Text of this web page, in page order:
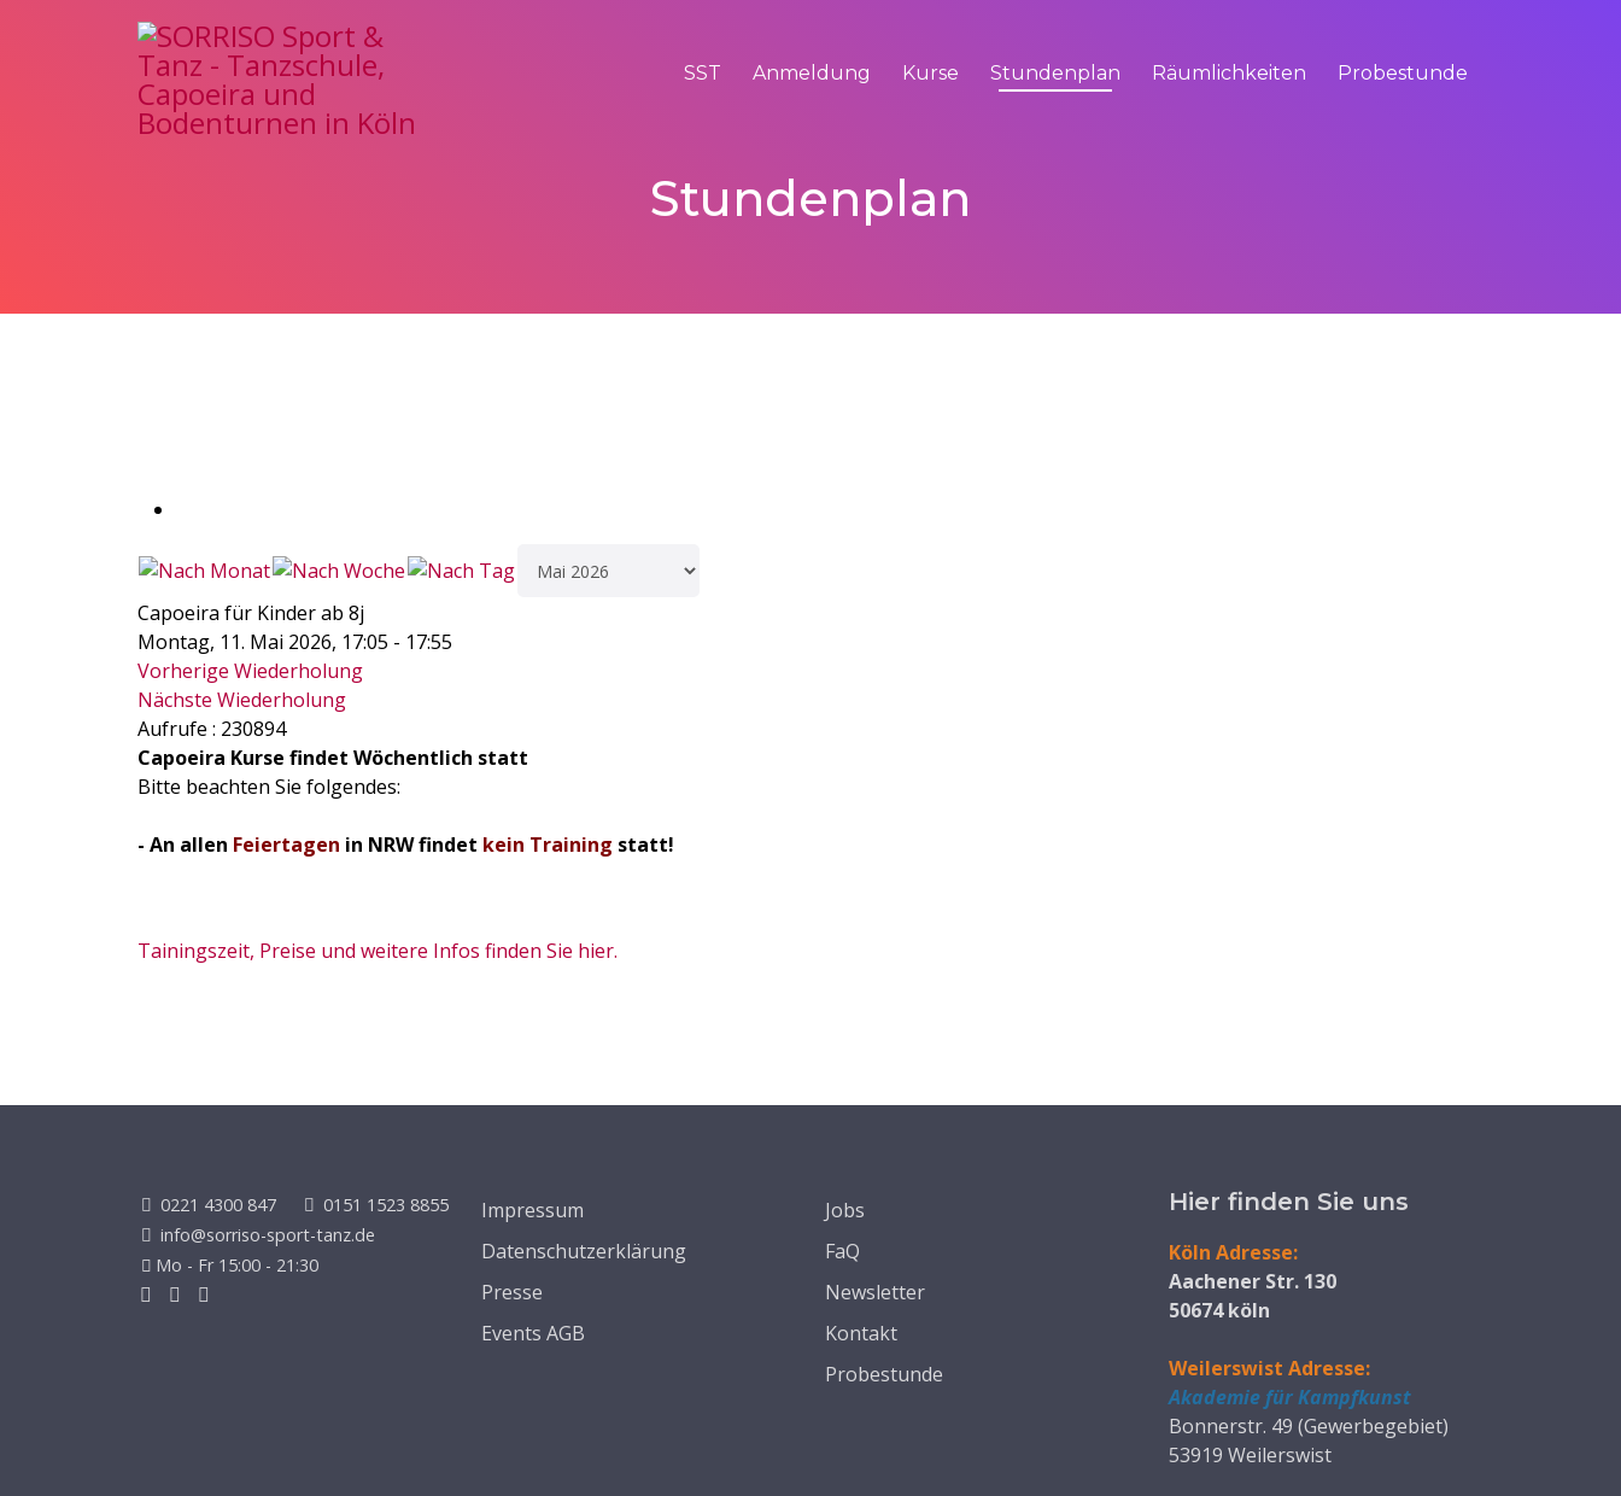
SST Anmeldung Kurse Stundenplan Räumlichkeiten Probestunde
Stundenplan
Capoeira für Kinder ab 8j
Montag, 11. Mai 2026, 17:05 - 17:55
Vorherige Wiederholung
Nächste Wiederholung
Aufrufe : 230894
Capoeira Kurse findet Wöchentlich statt
Bitte beachten Sie folgendes:
- An allen Feiertagen in NRW findet kein Training statt!
Tainingszeit, Preise und weitere Infos finden Sie hier.
0221 4300 847
0151 1523 8855
info@sorriso-sport-tanz.de
Mo - Fr 15:00 - 21:30
Impressum
Datenschutzerklärung
Presse
Events AGB
Jobs
FaQ
Newsletter
Kontakt
Probestunde
Hier finden Sie uns
Köln Adresse:
Aachener Str. 130
50674 köln
Weilerswist Adresse:
Akademie für Kampfkunst
Bonnerstr. 49 (Gewerbegebiet)
53919 Weilerswist